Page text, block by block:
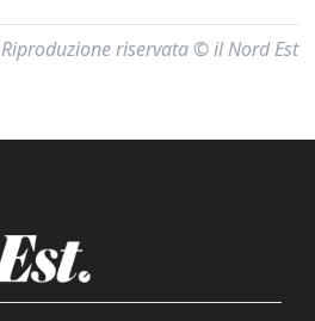
Riproduzione riservata © il Nord Est